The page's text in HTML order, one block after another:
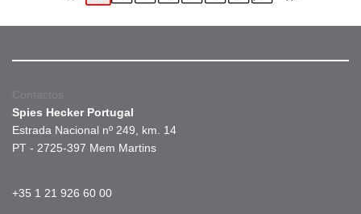
Contactos
Spies Hecker Portugal
Estrada Nacional nº 249, km. 14
PT - 2725-397 Mem Martins
+35 1 21 926 60 00